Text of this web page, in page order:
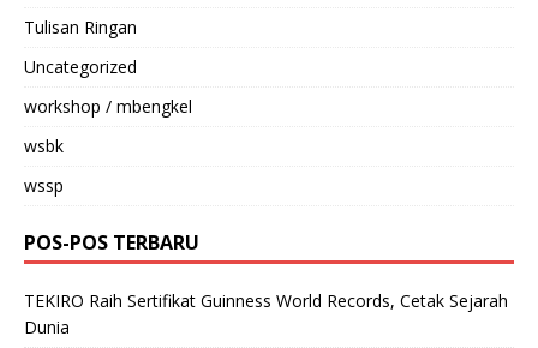
Tulisan Ringan
Uncategorized
workshop / mbengkel
wsbk
wssp
POS-POS TERBARU
TEKIRO Raih Sertifikat Guinness World Records, Cetak Sejarah
Dunia